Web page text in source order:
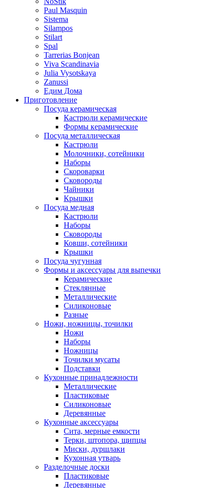
Paul Masquin
Sistema
Silampos
Stilart
Spal
Tarrerias Bonjean
Viva Scandinavia
Julia Vysotskaya
Zanussi
Едим Дома
Приготовление
Посуда керамическая
Кастрюли керамические
Формы керамические
Посуда металлическая
Кастрюли
Молочники, сотейники
Наборы
Скороварки
Сковороды
Чайники
Крышки
Посуда медная
Кастрюли
Наборы
Сковороды
Ковши, сотейники
Крышки
Посуда чугунная
Формы и аксессуары для выпечки
Керамические
Стеклянные
Металлические
Силиконовые
Разные
Ножи, ножницы, точилки
Ножи
Наборы
Ножницы
Точилки мусаты
Подставки
Кухонные принадлежности
Металлические
Пластиковые
Силиконовые
Деревянные
Кухонные аксессуары
Сита, мерные емкости
Терки, штопора, щипцы
Миски, дуршлаки
Кухонная утварь
Разделочные доски
Пластиковые
Деревянные